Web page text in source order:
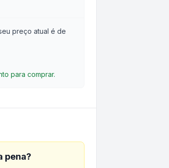
preço atual é de
para comprar.
pena?